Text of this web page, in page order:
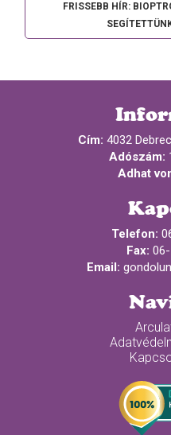
FRISSEBB HÍR:
Cím: 4032
Adószám:
Adhat
Telefon:
Fax:
Email: